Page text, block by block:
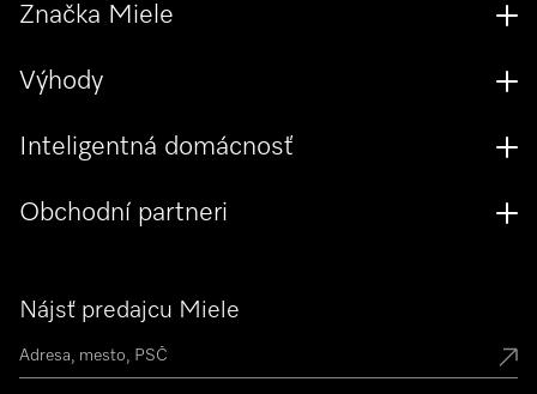
Nájsť predajcu Miele
Značka Miele
Výhody
Inteligentná domácnosť
Obchodní partneri